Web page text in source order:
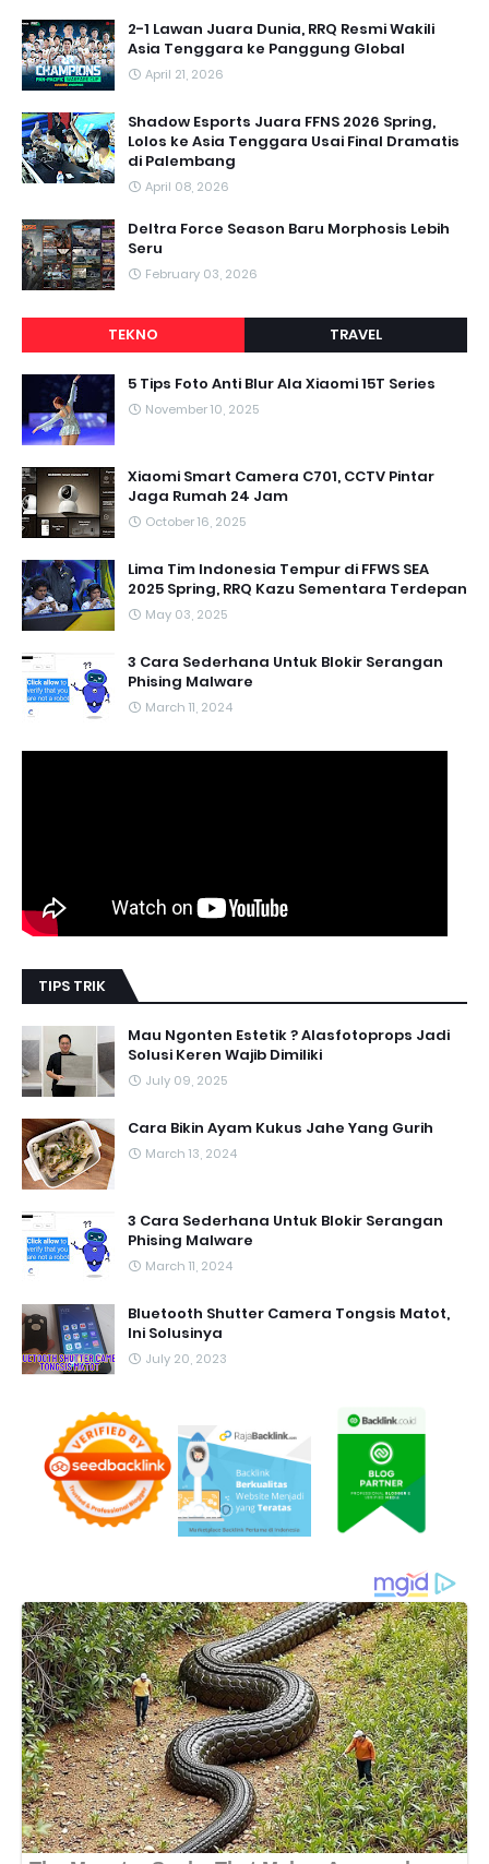
2-1 Lawan Juara Dunia, RRQ Resmi Wakili
Asia Tenggara ke Panggung Global
April 21, 2026
Shadow Esports Juara FFNS 2026 Spring,
Lolos ke Asia Tenggara Usai Final Dramatis
di Palembang
April 08, 2026
Deltra Force Season Baru Morphosis Lebih
Seru
February 03, 2026
TEKNO TRAVEL
5 Tips Foto Anti Blur Ala Xiaomi 15T Series
November 10, 2025
Xiaomi Smart Camera C701, CCTV Pintar
Jaga Rumah 24 Jam
October 16, 2025
Lima Tim Indonesia Tempur di FFWS SEA
2025 Spring, RRQ Kazu Sementara Terdepan
May 03, 2025
3 Cara Sederhana Untuk Blokir Serangan
Phising Malware
March 11, 2024
TIPS TRIK
Mau Ngonten Estetik ? Alasfotoprops Jadi
Solusi Keren Wajib Dimiliki
July 09, 2025
Cara Bikin Ayam Kukus Jahe Yang Gurih
March 13, 2024
3 Cara Sederhana Untuk Blokir Serangan
Phising Malware
March 11, 2024
Bluetooth Shutter Camera Tongsis Matot,
Ini Solusinya
July 20, 2023